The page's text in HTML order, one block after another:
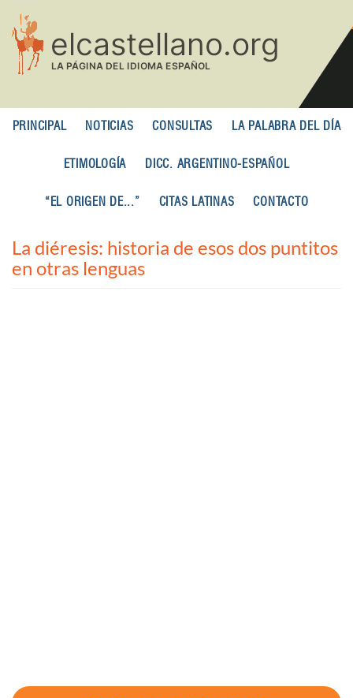
contenido
principal
PRINCIPAL NOTICIAS CONSULTAS LA PALABRA DEL DÍA
ETIMOLOGÍA DICC. ARGENTINO-ESPAÑOL
“EL ORIGEN DE...” CITAS LATINAS CONTACTO
La diéresis: historia de esos dos puntitos
en otras lenguas